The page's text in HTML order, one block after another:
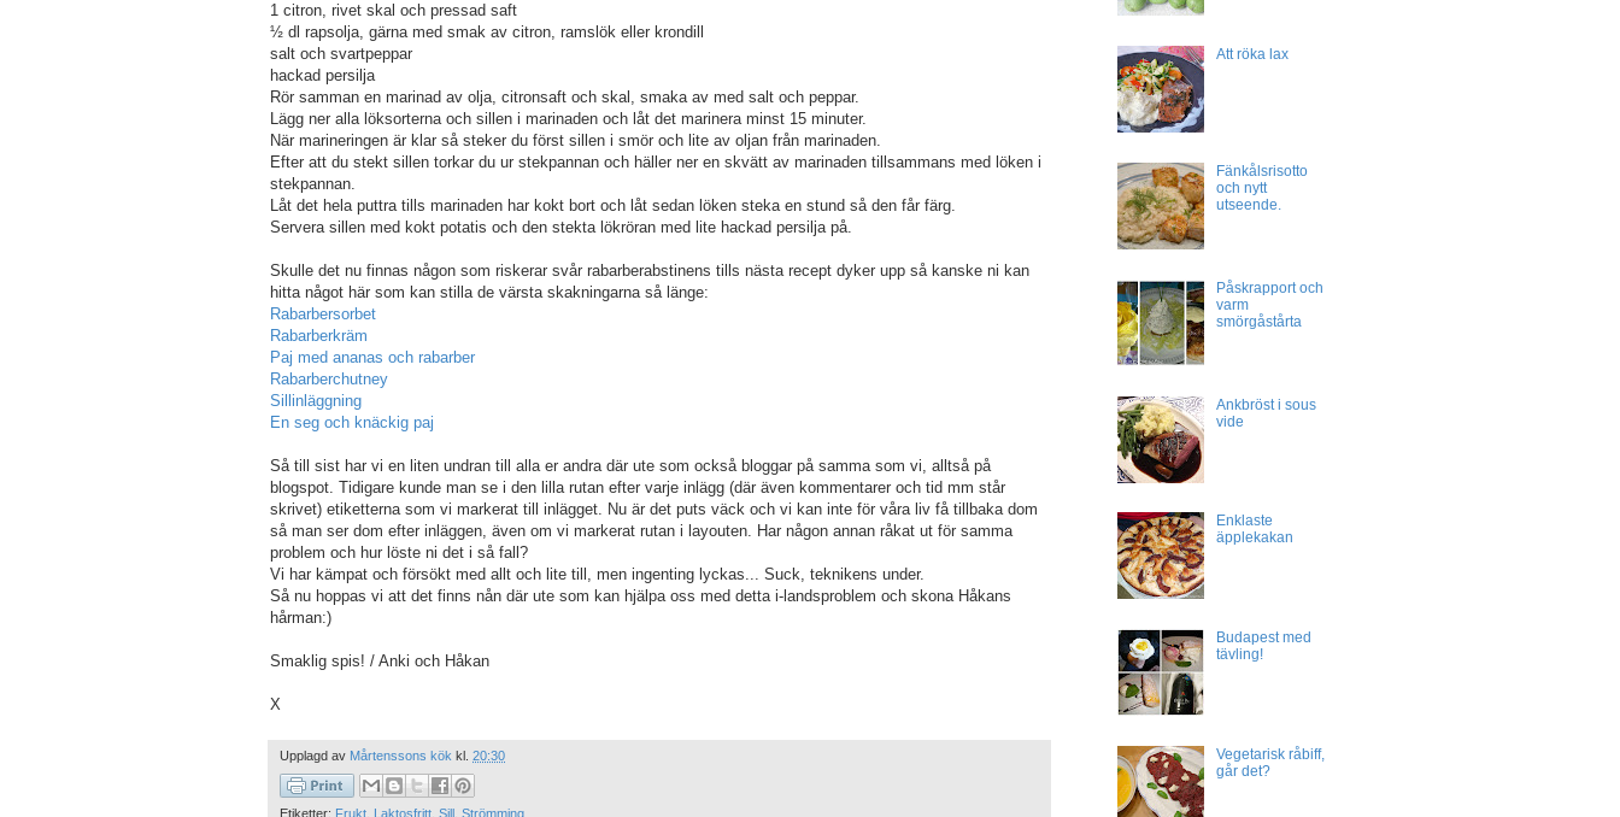
1 citron, rivet skal och pressad saft
½ dl rapsolja, gärna med smak av citron, ramslök eller krondill
salt och svartpeppar
hackad persilja
Rör samman en marinad av olja, citronsaft och skal, smaka av med salt och peppar.
Lägg ner alla löksorterna och sillen i marinaden och låt det marinera minst 15 minuter.
När marineringen är klar så steker du först sillen i smör och lite av oljan från marinaden.
Efter att du stekt sillen torkar du ur stekpannan och häller ner en skvätt av marinaden tillsammans med löken i
stekpannan.
Låt det hela puttra tills marinaden har kokt bort och låt sedan löken steka en stund så den får färg.
Servera sillen med kokt potatis och den stekta lökröran med lite hackad persilja på.
Skulle det nu finnas någon som riskerar svår rabarberabstinens tills nästa recept dyker upp så kanske ni kan
hitta något här som kan stilla de värsta skakningarna så länge:
Rabarbersorbet
Rabarberkräm
Paj med ananas och rabarber
Rabarberchutney
Sillinläggning
En seg och knäckig paj
Så till sist har vi en liten undran till alla er andra där ute som också bloggar på samma som vi, alltså på
blogspot. Tidigare kunde man se i den lilla rutan efter varje inlägg (där även kommentarer och tid mm står
skrivet) etiketterna som vi markerat till inlägget. Nu är det puts väck och vi kan inte för våra liv få tillbaka dom
så man ser dom efter inläggen, även om vi markerat rutan i layouten. Har någon annan råkat ut för samma
problem och hur löste ni det i så fall?
Vi har kämpat och försökt med allt och lite till, men ingenting lyckas... Suck, teknikens under.
Så nu hoppas vi att det finns nån där ute som kan hjälpa oss med detta i-landsproblem och skona Håkans
hårman:)
Smaklig spis! / Anki och Håkan
X
Upplagd av Mårtenssons kök kl. 20:30
Etiketter: Frukt Laktosfritt Sill Strömming
Att röka lax
Fänkålsrisotto
och nytt
utseende.
Påskrapport och
varm
smörgåstårta
Ankbröst i sous
vide
Enklaste
äpplekakan
Budapest med
tävling!
Vegetarisk råbiff,
går det?